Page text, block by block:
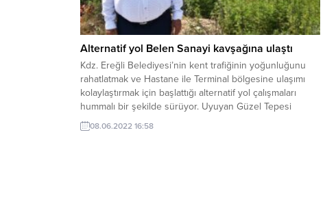
Alternatif yol Belen Sanayi kavşağına ulaştı
Kdz. Ereğli Belediyesi’nin kent trafiğinin yoğunluğunu
rahatlatmak ve Hastane ile Terminal bölgesine ulaşımı
kolaylaştırmak için başlattığı alternatif yol çalışmaları
hummalı bir şekilde sürüyor. Uyuyan Güzel Tepesi
çevresinde başlayan yeni yol açma çalışmaları ilk etapta
Belen Sanayi kavşağına ulaştı. Belediye Başkanı Halil
08.06.2022 16:58